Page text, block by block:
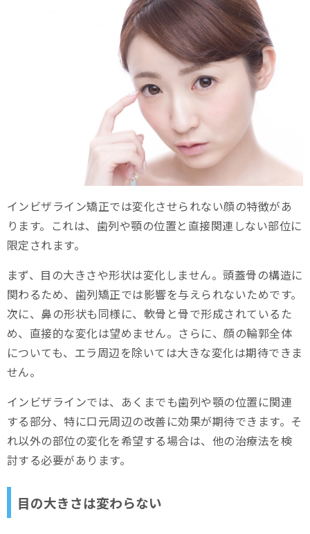
インビザライン矯正では変化させられない顔の特徴があ
ります。これは、歯列や顎の位置と直接関連しない部位に
限定されます。
まず、目の大きさや形状は変化しません。頭蓋骨の構造に
関わるため、歯列矯正では影響を与えられないためです。
次に、鼻の形状も同様に、軟骨と骨で形成されているた
め、直接的な変化は望めません。さらに、顔の輪郭全体
についても、エラ周辺を除いては大きな変化は期待できま
せん。
インビザラインでは、あくまでも歯列や顎の位置に関連
する部分、特に口元周辺の改善に効果が期待できます。そ
れ以外の部位の変化を希望する場合は、他の治療法を検
討する必要があります。
目の大きさは変わらない